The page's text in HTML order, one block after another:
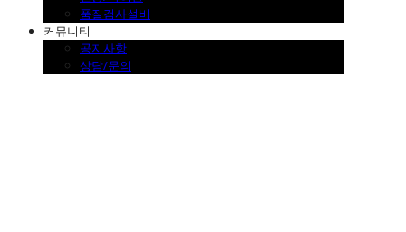
품질검사설비
커뮤니티
공지사항
상담/문의